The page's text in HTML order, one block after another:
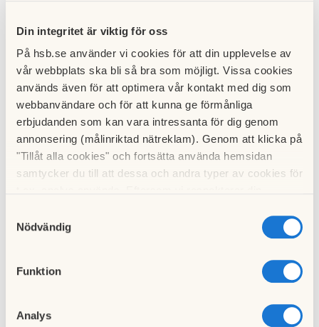
Din integritet är viktig för oss
På hsb.se använder vi cookies för att din upplevelse av
vår webbplats ska bli så bra som möjligt. Vissa cookies
används även för att optimera vår kontakt med dig som
webbanvändare och för att kunna ge förmånliga
erbjudanden som kan vara intressanta för dig genom
annonsering (målinriktad nätreklam). Genom att klicka på
"Tillåt alla cookies" och fortsätta använda hemsidan
samtycker du till att dessa och andra typer av cookies för
cookies och välja att endast tillåta ett urval.
Nödvändig
Funktion
Analys
hem, minska risken för cykelstölder, vad täcker
hemförsäkringen m.m. Under fliken ”Mer” finns länkar för
att t.ex. lämna tips, göra polisanmälan, brottsofferjouren
m.m.
Man kan själv välja om man vill visa eller dölja sina uppgifter
i appen. Ingen annan utomstående kan gå in och titta i vår
grupp för att se t.ex. vilka som ingår i denna, man kan bara
se antalet medlemmar.
https://samverkanmotbrott.se/ , gå in på Grannsamverkans
Vid akuta fall ringer du naturligtvis 112. Vid icke akuta fall
14.